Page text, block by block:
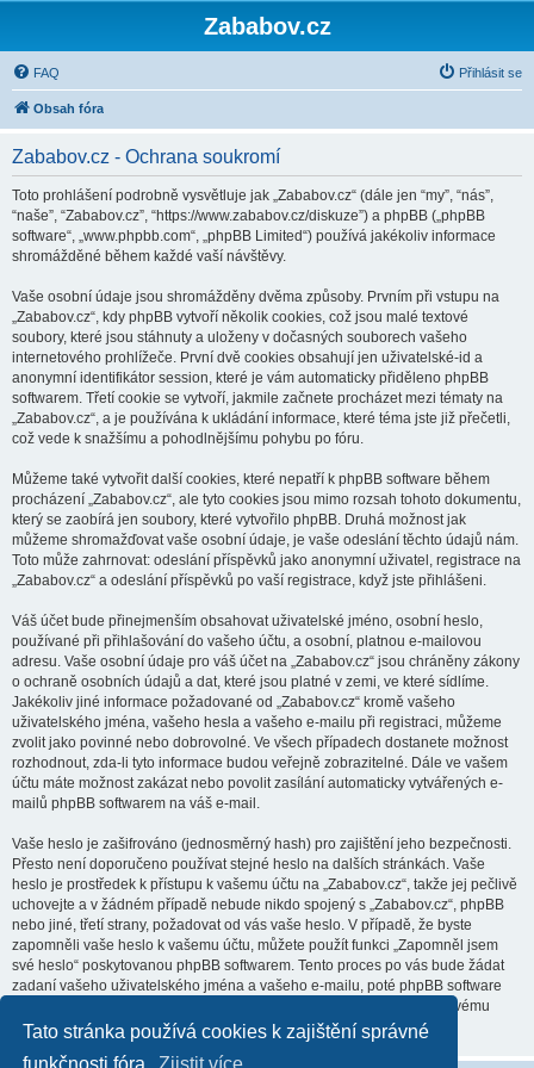
Tato stránka používá cookies k zajištění správné
Zababov.cz
FAQ Přihlásit se
Obsah fóra
Zababov.cz - Ochrana soukromí
Toto prohlášení podrobně vysvětluje jak „Zababov.cz“ (dále jen “my”, “nás”,
“naše”, “Zababov.cz”, “https://www.zababov.cz/diskuze”) a phpBB („phpBB
software“, „www.phpbb.com“, „phpBB Limited“) používá jakékoliv informace
shromážděné během každé vaší návštěvy.
Vaše osobní údaje jsou shromážděny dvěma způsoby. Prvním při vstupu na
„Zababov.cz“, kdy phpBB vytvoří několik cookies, což jsou malé textové
soubory, které jsou stáhnuty a uloženy v dočasných souborech vašeho
internetového prohlížeče. První dvě cookies obsahují jen uživatelské-id a
anonymní identifikátor session, které je vám automaticky přiděleno phpBB
softwarem. Třetí cookie se vytvoří, jakmile začnete procházet mezi tématy na
„Zababov.cz“, a je používána k ukládání informace, které téma jste již přečetli,
což vede k snažšímu a pohodlnějšímu pohybu po fóru.
Můžeme také vytvořit další cookies, které nepatří k phpBB software během
procházení „Zababov.cz“, ale tyto cookies jsou mimo rozsah tohoto dokumentu,
který se zaobírá jen soubory, které vytvořilo phpBB. Druhá možnost jak
můžeme shromažďovat vaše osobní údaje, je vaše odeslání těchto údajů nám.
Toto může zahrnovat: odeslání příspěvků jako anonymní uživatel, registrace na
„Zababov.cz“ a odeslání příspěvků po vaší registrace, když jste přihlášeni.
Váš účet bude přinejmenším obsahovat uživatelské jméno, osobní heslo,
používané při přihlašování do vašeho účtu, a osobní, platnou e-mailovou
adresu. Vaše osobní údaje pro váš účet na „Zababov.cz“ jsou chráněny zákony
o ochraně osobních údajů a dat, které jsou platné v zemi, ve které sídlíme.
Jakékoliv jiné informace požadované od „Zababov.cz“ kromě vašeho
uživatelského jména, vašeho hesla a vašeho e-mailu při registraci, můžeme
zvolit jako povinné nebo dobrovolné. Ve všech případech dostanete možnost
rozhodnout, zda-li tyto informace budou veřejně zobrazitelné. Dále ve vašem
účtu máte možnost zakázat nebo povolit zasílání automaticky vytvářených e-
mailů phpBB softwarem na váš e-mail.
Vaše heslo je zašifrováno (jednosměrný hash) pro zajištění jeho bezpečnosti.
Přesto není doporučeno používat stejné heslo na dalších stránkách. Vaše
heslo je prostředek k přístupu k vašemu účtu na „Zababov.cz“, takže jej pečlivě
uchovejte a v žádném případě nebude nikdo spojený s „Zababov.cz“, phpBB
nebo jiné, třetí strany, požadovat od vás vaše heslo. V případě, že byste
zapomněli vaše heslo k vašemu účtu, můžete použít funkci „Zapomněl jsem
své heslo“ poskytovanou phpBB softwarem. Tento proces po vás bude žádat
zadaní vašeho uživatelského jména a vašeho e-mailu, poté phpBB software
vygeneruje heslo nové a zašle vám ho, abyste se mohli přihlásit ke svému
účtu.